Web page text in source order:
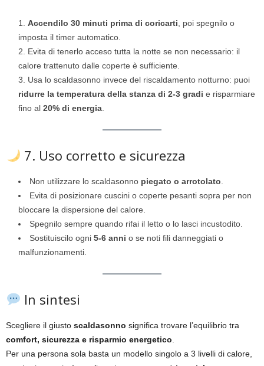
Accendilo 30 minuti prima di coricarti , poi spegnilo o
imposta il timer automatico.
Evita di tenerlo acceso tutta la notte se non necessario: il
calore trattenuto dalle coperte è sufficiente.
Usa lo scaldasonno invece del riscaldamento notturno: puoi
ridurre la temperatura della stanza di 2-3 gradi e risparmiare
fino al 20% di energia
7. Uso corretto e sicurezza
Non utilizzare lo scaldasonno piegato o arrotolato
Evita di posizionare cuscini o coperte pesanti sopra per non
bloccare la dispersione del calore.
Spegnilo sempre quando rifai il letto o lo lasci incustodito.
Sostituiscilo ogni 5-6 anni o se noti fili danneggiati o
malfunzionamenti.
In sintesi
Scegliere il giusto scaldasonno significa trovare l’equilibrio tra
comfort, sicurezza e risparmio energetico
Per una persona sola basta un modello singolo a 3 livelli di calore,